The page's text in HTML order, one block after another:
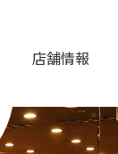
店舗情報